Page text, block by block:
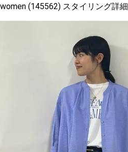
(145562) スタイリング詳細